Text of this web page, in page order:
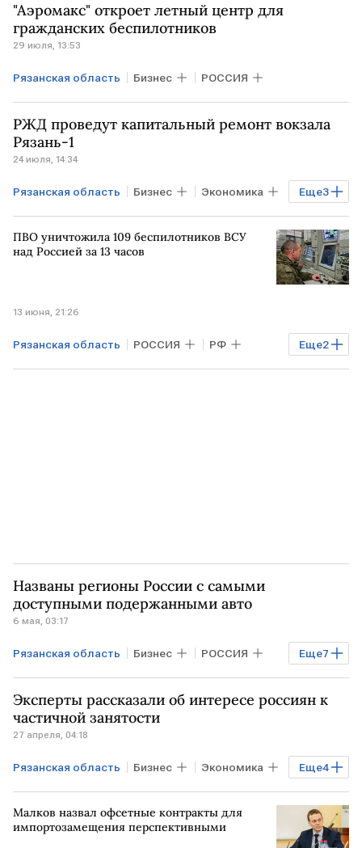
"Аэромакс" откроет летный центр для
гражданских беспилотников
29 июля, 13:53
Рязанская область Бизнес РОССИЯ
РЖД проведут капитальный ремонт вокзала
Рязань-1
24 июля, 14:34
Еще3
Рязанская область Бизнес Экономика
РОССИЯ Рязань РЖД
ПВО уничтожила 109 беспилотников ВСУ
над Россией за 13 часов
13 июня, 21:26
Еще2
Рязанская область РОССИЯ РФ
Краснодарский край ВСУ
Названы регионы России с самыми
доступными подержанными авто
6 мая, 03:17
Еще7
Рязанская область Бизнес РОССИЯ
Экономика МОСКВА
САНКТ-ПЕТЕРБУРГ Авито Работа
Lada Niva Legend
Lada Iskra
Эксперты рассказали об интересе россиян к
частичной занятости
27 апреля, 04:18
Еще4
Рязанская область Бизнес Экономика
РОССИЯ Вологодская область
Московская область Авито Работа
Малков назвал офсетные контракты для
импортозамещения перспективными